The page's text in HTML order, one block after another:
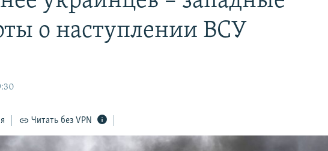
о наступлении ВСУ
Читать без VPN